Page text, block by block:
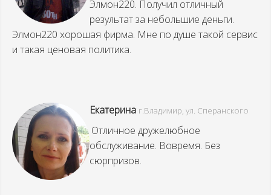
Элмон220. Получил отличный
результат за небольшие деньги.
Элмон220 хорошая фирма. Мне по душе такой сервис
и такая ценовая политика.
Екатерина г.Владимир, ул. Сперанского
Отличное дружелюбное
обслуживание. Вовремя. Без
сюрпризов.